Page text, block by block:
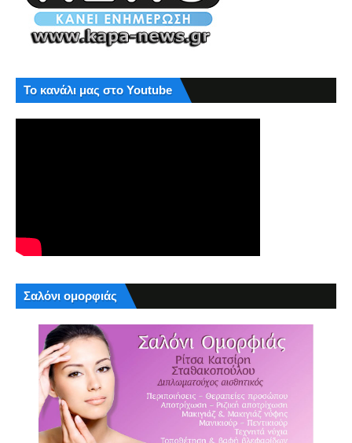
Το κανάλι μας στο Youtube
Σαλόνι ομορφιάς